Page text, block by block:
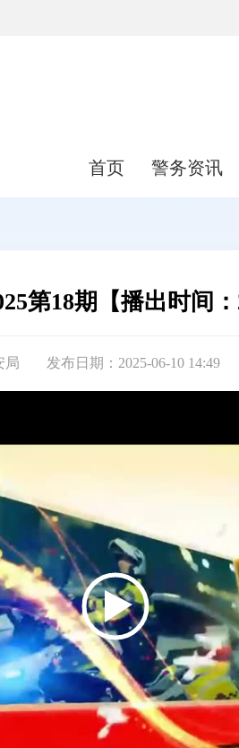
首页 警务资讯
第18期【播出时间：
局 发布日期：2025-06-10 14:49